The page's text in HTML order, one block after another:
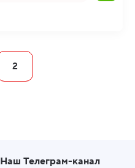
2
Наш Телеграм-канал